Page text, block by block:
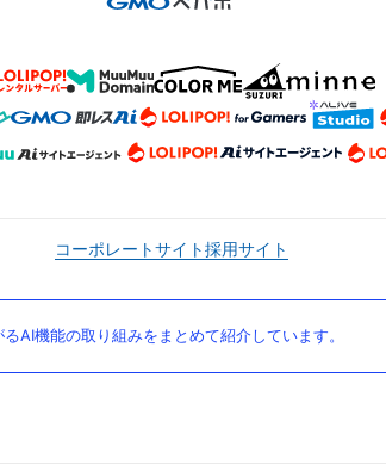
コーポレートサイト採用サイト
AI機能の取り組みをまとめて紹介しています。